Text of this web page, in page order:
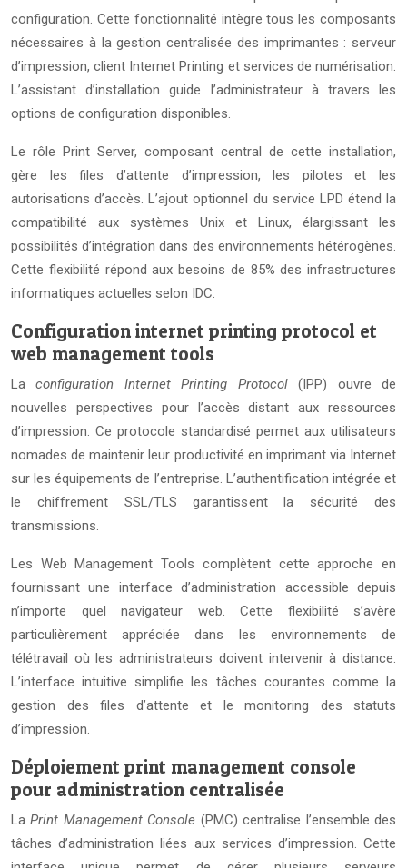
configuration. Cette fonctionnalité intègre tous les composants
nécessaires à la gestion centralisée des imprimantes : serveur
d’impression, client Internet Printing et services de numérisation.
L’assistant d’installation guide l’administrateur à travers les
options de configuration disponibles.
Le rôle Print Server, composant central de cette installation,
gère les files d’attente d’impression, les pilotes et les
autorisations d’accès. L’ajout optionnel du service LPD étend la
compatibilité aux systèmes Unix et Linux, élargissant les
possibilités d’intégration dans des environnements hétérogènes.
Cette flexibilité répond aux besoins de 85% des infrastructures
informatiques actuelles selon IDC.
Configuration internet printing protocol et
web management tools
Laconfiguration Internet Printing Protocol(IPP) ouvre de
nouvelles perspectives pour l’accès distant aux ressources
d’impression. Ce protocole standardisé permet aux utilisateurs
nomades de maintenir leur productivité en imprimant via Internet
sur les équipements de l’entreprise. L’authentification intégrée et
le chiffrement SSL/TLS garantissent la sécurité des
transmissions.
Les Web Management Tools complètent cette approche en
fournissant une interface d’administration accessible depuis
n’importe quel navigateur web. Cette flexibilité s’avère
particulièrement appréciée dans les environnements de
télétravail où les administrateurs doivent intervenir à distance.
L’interface intuitive simplifie les tâches courantes comme la
gestion des files d’attente et le monitoring des statuts
d’impression.
Déploiement print management console
pour administration centralisée
LaPrint Management Console (PMC) centralise l’ensemble des
tâches d’administration liées aux services d’impression. Cette